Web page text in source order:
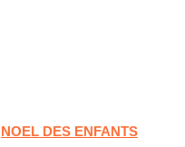
NOEL DES ENFANTS